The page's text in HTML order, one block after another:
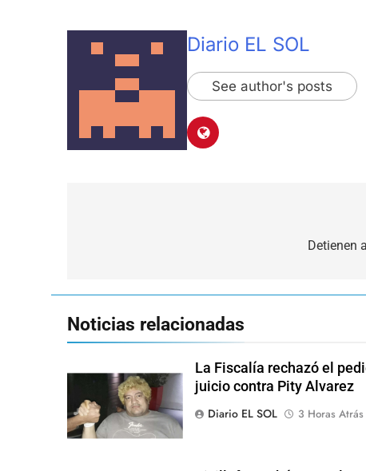
Diario EL SOL
See author's posts
Detienen
Noticias relacionadas
La Fiscalía rechazó el
juicio contra Pity Alvarez
Diario EL SOL
3 Horas Atrás